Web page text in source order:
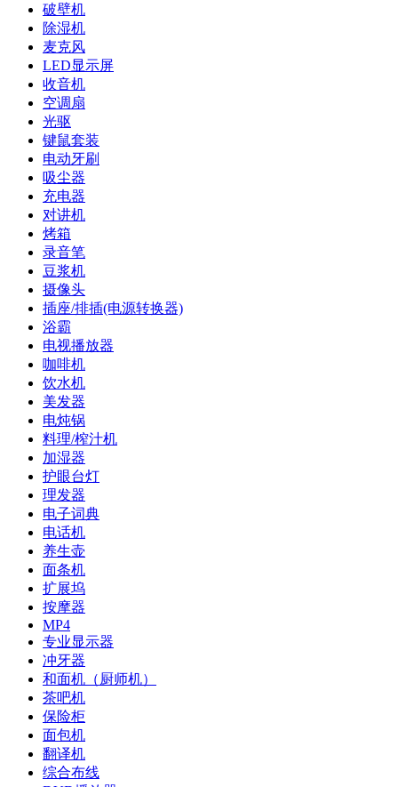
破壁机
除湿机
麦克风
LED显示屏
收音机
空调扇
光驱
键鼠套装
电动牙刷
吸尘器
充电器
对讲机
烤箱
录音笔
豆浆机
摄像头
插座/排插(电源转换器)
浴霸
电视播放器
咖啡机
饮水机
美发器
电炖锅
料理/榨汁机
加湿器
护眼台灯
理发器
电子词典
电话机
养生壶
面条机
扩展坞
按摩器
MP4
专业显示器
冲牙器
和面机（厨师机）
茶吧机
保险柜
面包机
翻译机
综合布线